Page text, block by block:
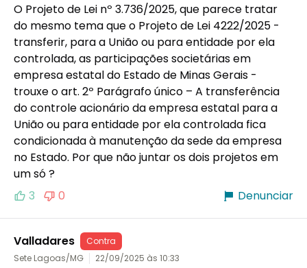
O Projeto de Lei nº 3.736/2025, que parece tratar
do mesmo tema que o Projeto de Lei 4222/2025 -
transferir, para a União ou para entidade por ela
controlada, as participações societárias em
empresa estatal do Estado de Minas Gerais -
trouxe o art. 2º Parágrafo único – A transferência
do controle acionário da empresa estatal para a
União ou para entidade por ela controlada fica
condicionada à manutenção da sede da empresa
no Estado. Por que não juntar os dois projetos em
um só ?
3
0 Denunciar
Valladares
Contra
Sete Lagoas/MG
22/09/2025 às 10:33